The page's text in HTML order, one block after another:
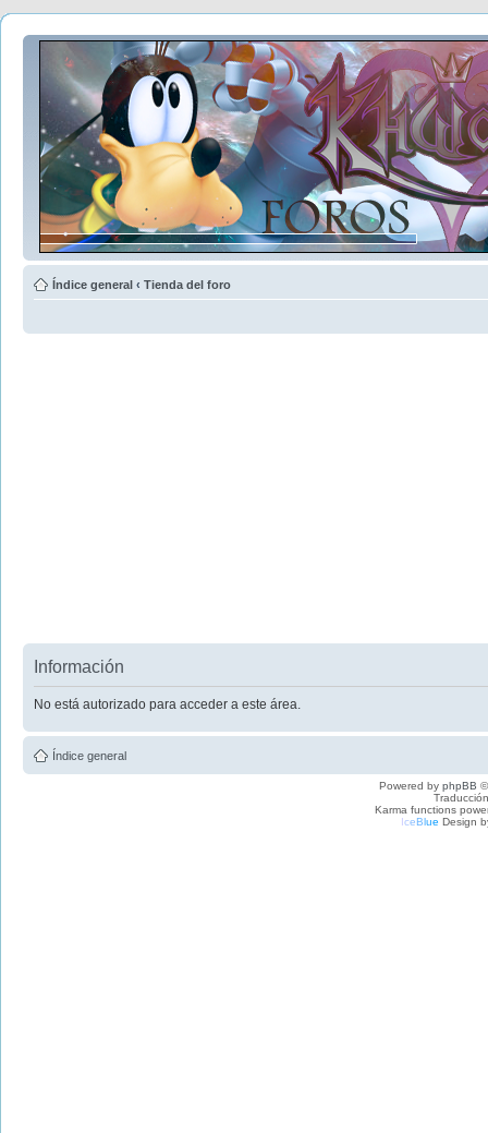
Índice general ‹ Tienda del foro
Información
No está autorizado para acceder a este área.
Índice general
Powered by phpBB
Karma functions
IceBlue Design